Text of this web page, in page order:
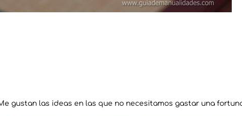
gustan las ideas en las que no necesitamos gastar una